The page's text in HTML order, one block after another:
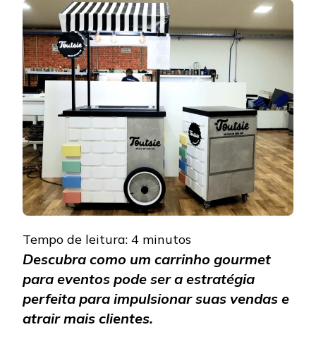
A
SUAS
Tempo de leitura: 4 minutos
Descubra como um carrinho gourmet
para eventos pode ser a estratégia
perfeita para impulsionar suas vendas e
atrair mais clientes.